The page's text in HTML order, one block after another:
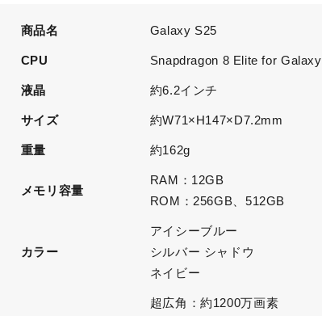
商品名 Galaxy S25
CPU Snapdragon 8 Elite for Galaxy
液晶 約6.2インチ
サイズ 約W71×H147×D7.2mm
重量 約162g
メモリ容量
RAM：12GB
ROM：256GB、512GB
カラー
アイシーブルー
シルバー シャドウ
ネイビー
超広角：約1200万画素